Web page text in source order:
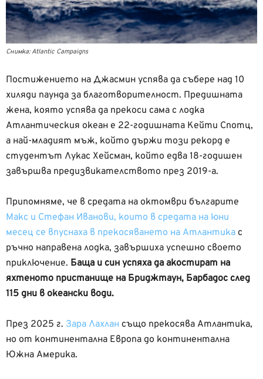
Снимка: Atlantic Campaigns
Постижението на Джасмин успява да събере над 10
хиляди паунда за благотворителност. Предишната
жена, която успява да прекоси сама с лодка
Атлантическия океан е 22-годишната Кейти Спотц,
а най-младият мъж, който държи този рекорд е
студентът Лукас Хейсман, който едва 18-годишен
завършва предизвикателството през 2019-а.
Припомняме, че в средата на октомври българите
Макс и Стефан Иванови, които в средата на юни
месец се впуснаха в прекосяването на Атлантика с
ръчно направена лодка, завършиха успешно своето
приключение. Баща и син успяха да акостират на
яхтеното пристанище на Бриджтаун, Барбадос след
115 дни в океански води.
През 2025 г. Зара Лахлан също прекосява Атлантика,
но от континентална Европа до континентална
Южна Америка.